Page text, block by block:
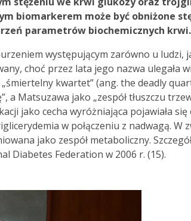
biomarkerem może być obniżone
parametrów biochemicznych krwi.
występującym zarówno u ludzi,
choć przez lata jego nazwa ulegała
„śmiertelny kwartet” (ang. the deadly
Matsuzawa jako „zespół tłuszczu
jako cecha wyróżniająca pojawiała
w połączeniu z nadwagą. W
jako zespół metaboliczny.
Diabetes Federation w 2006 r. (15).